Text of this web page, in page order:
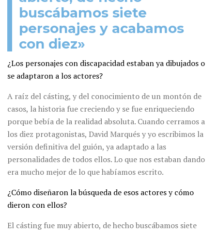
buscábamos siete
personajes y acabamos
con diez»
¿Los personajes con discapacidad estaban ya dibujados o
se adaptaron a los actores?
A raíz del cásting, y del conocimiento de un montón de
casos, la historia fue creciendo y se fue enriqueciendo
porque bebía de la realidad absoluta. Cuando cerramos a
los diez protagonistas, David Marqués y yo escribimos la
versión definitiva del guión, ya adaptado a las
personalidades de todos ellos. Lo que nos estaban dando
era mucho mejor de lo que habíamos escrito.
¿Cómo diseñaron la búsqueda de esos actores y cómo
dieron con ellos?
El cásting fue muy abierto, de hecho buscábamos siete